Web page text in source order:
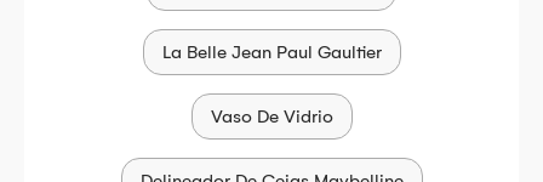
La Belle Jean Paul Gaultier
Vaso De Vidrio